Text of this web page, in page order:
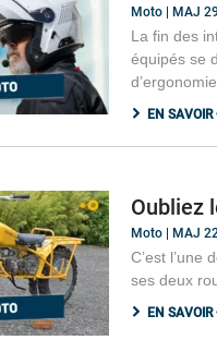
Moto | MAJ
La fin des
équipés se
d’ergonomie.
EN SAVOIR
Oubliez
Moto | MAJ
C’est l’une
ses deux
EN SAVOIR